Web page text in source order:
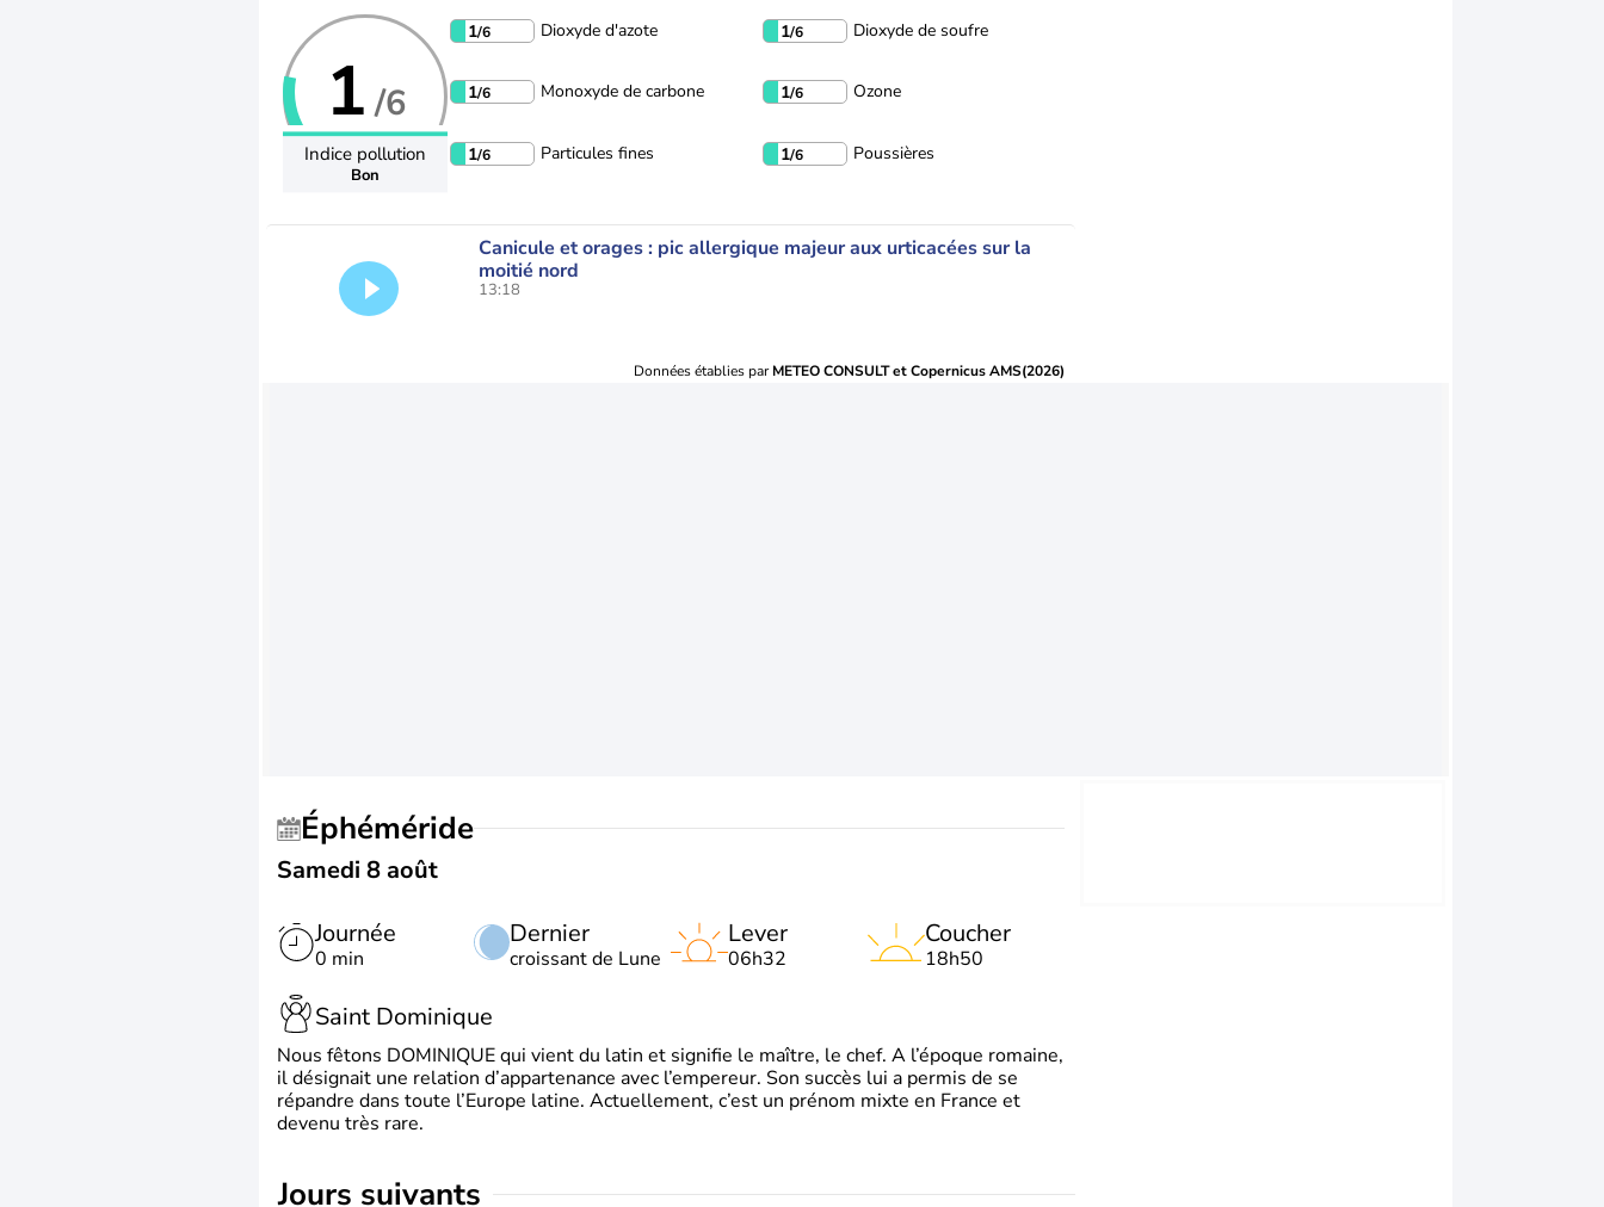
1 /6
Indice pollution
Bon
1/6 Dioxyde d'azote 1/6 Dioxyde de soufre
1/6 Monoxyde de carbone 1/6 Ozone
1/6 Particules fines 1/6 Poussières
Canicule et orages : pic allergique majeur aux urticacées sur la
moitié nord
13:18
Données établies parMETEO CONSULT et Copernicus AMS(2026)
Éphéméride
Samedi 8 août
Journée
0 min
Dernier
croissant de Lune
Lever
06h32
Coucher
18h50
Saint Dominique
Nous fêtons DOMINIQUE qui vient du latin et signifie le maître, le chef. A l’époque romaine,
il désignait une relation d’appartenance avec l’empereur. Son succès lui a permis de se
répandre dans toute l’Europe latine. Actuellement, c’est un prénom mixte en France et
devenu très rare.
jours suivants